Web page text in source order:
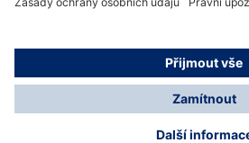
© Dräger Safety s.r.o., 2025
* Všechny ceny bez DPH plus
možné poplatky za doručení,